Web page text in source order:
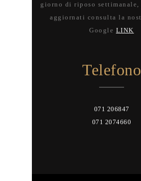
giorno di riposo
aggiornati consulta la
Google LINK
Telefono
071 206847
071 2074660